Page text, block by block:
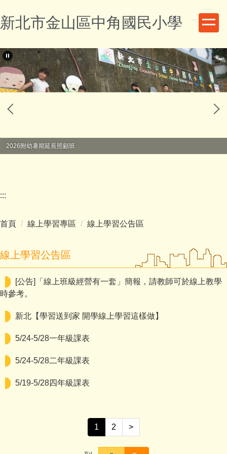
到
主
內
容
區
新北市金山區中角國民小學
2026附幼暑期延長照顧班
:::
首頁 線上學習專區 線上學習公告區
線上學習公告區
[公告]「線上班級經營有一套」簡報，請教師可於線上教學
時參考。
新北【學習送到家 開學線上學習這樣做】
5/24-5/28一年級課表
5/24-5/28二年級課表
5/19-5/28四年級課表
1 2 >